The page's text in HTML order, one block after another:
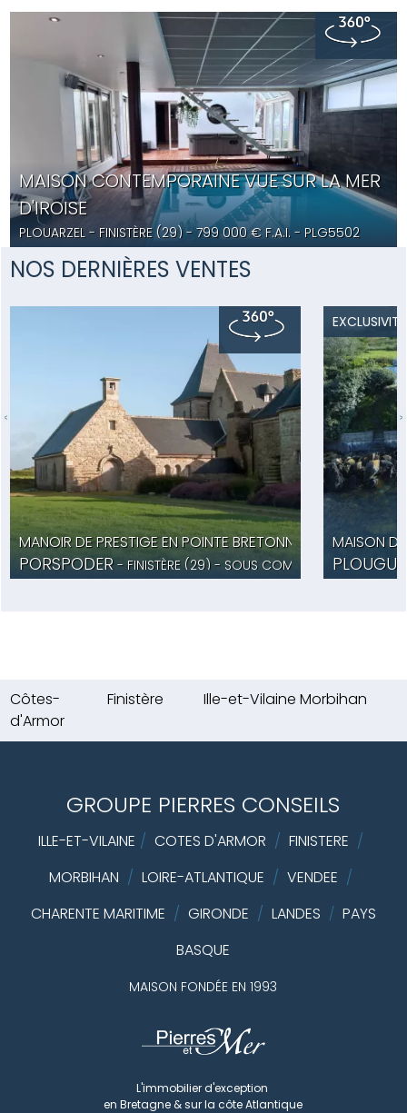
MAISON CONTEMPORAINE VUE SUR LA MER
D'IROISE
PLOUARZEL - FINISTÈRE (29) -799 000€ F.A.I. - PLG5502
NOS DERNIÈRES VENTES
MANOIR DE PRESTIGE EN POINTE BRETONNE
PORSPODER - FINISTÈRE (29) - SOUS COMPROMIS-
MAISON
EXCLUSIVITÉ
Côtes-
d'Armor
Finistère Ille-et-Vilaine Morbihan
GROUPE PIERRES CONSEILS
ILLE-ET-VILAINE / COTES D'ARMOR / FINISTERE /
MORBIHAN / LOIRE-ATLANTIQUE / VENDEE /
CHARENTE MARITIME / GIRONDE / LANDES / PAYS
BASQUE
MAISON FONDÉE EN 1993
L'immobilier d'exception
en Bretagne & sur la côte Atlantique